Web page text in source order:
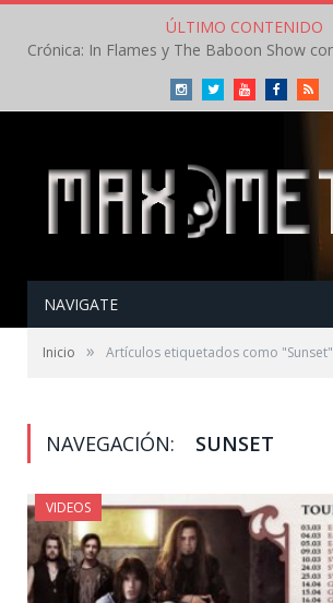
ÚLTIMO CONTENIDO
InstagramTwitterYoutubeFacebookRSS
NAVIGATE
Inicio » Artículos etiquetados como "Sunset"
NAVEGACIÓN: SUNSET
VIDEOS